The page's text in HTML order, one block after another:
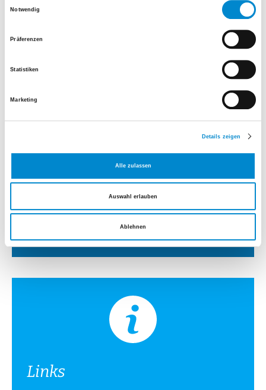
Notwendig
Präferenzen
Statistiken
Marketing
Details zeigen
Alle zulassen
Auswahl erlauben
Ablehnen
Montag – Freitag: 08.00 –16.00 Uhr
Dokumente
Unser Angebot für Zusatzversicherte
Zum Downloadcenter
Links